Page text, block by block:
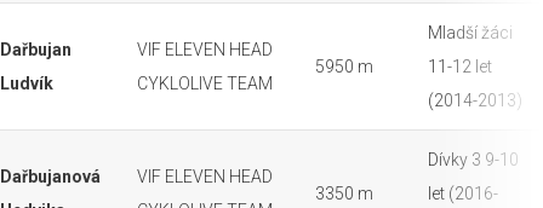
Dařbujan
Ludvík
VIF ELEVEN HEAD
CYKLOLIVE TEAM
5950 m
Mladší žáci
11-12 let
(2014-2013)
Dařbujanová
VIF ELEVEN HEAD
3350 m
Dívky 3 9-10
let (2016-